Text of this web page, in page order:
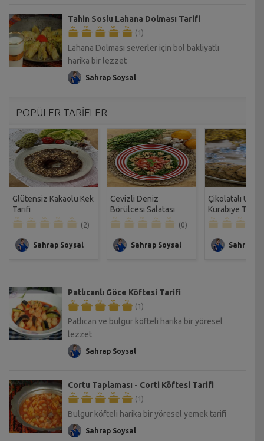
Tahin Soslu Lahana Dolması Tarifi
(1)
Lahana Dolması severler için bol bakliyatlı
harika bir lezzet
Sahrap Soysal
POPÜLER TARİFLER
Glütensiz Kakaolu Kek
Tarifi
(2)
Sahrap Soysal
Cevizli Deniz
Börülcesi Salatası
Tarifi
(0)
Sahrap Soysal
Çikolatalı
Kurabiye Tarifi
Sahrap
Patlıcanlı Göce Köftesi Tarifi
(1)
Patlıcan ve bulgur köfteli harika bir yöresel
lezzet
Sahrap Soysal
Cortu Taplaması - Corti Köftesi Tarifi
(1)
Bulgur köfteli harika bir yöresel yemek tarifi
Sahrap Soysal